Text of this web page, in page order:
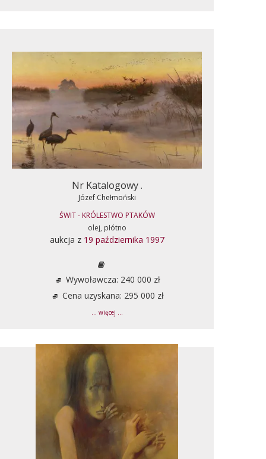
Nr Katalogowy .
Józef Chełmoński
ŚWIT - KRÓLESTWO PTAKÓW
olej, płótno
aukcja z 19 października 1997
Wywoławcza: 240 000 zł
Cena uzyskana: 295 000 zł
... więcej ...